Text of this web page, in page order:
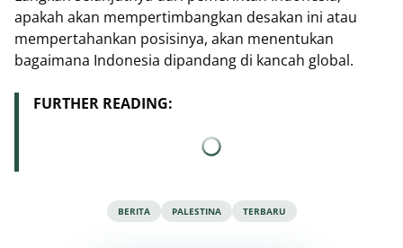
apakah akan mempertimbangkan desakan ini atau
mempertahankan posisinya, akan menentukan
bagaimana Indonesia dipandang di kancah global.
FURTHER READING:
BERITA PALESTINA TERBARU